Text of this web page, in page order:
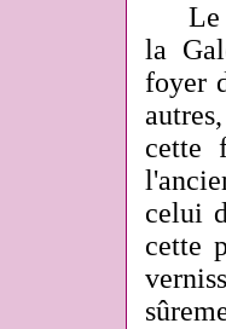
Le
la
foyer
cette
celui
cette